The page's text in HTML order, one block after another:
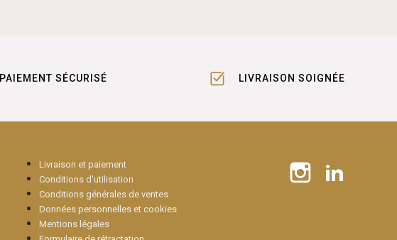
PAIEMENT SÉCURISÉ LIVRAISON SOIGNÉE
Livraison et paiement
Conditions d'utilisation
Conditions générales de ventes
Données personnelles et cookies
Mentions légales